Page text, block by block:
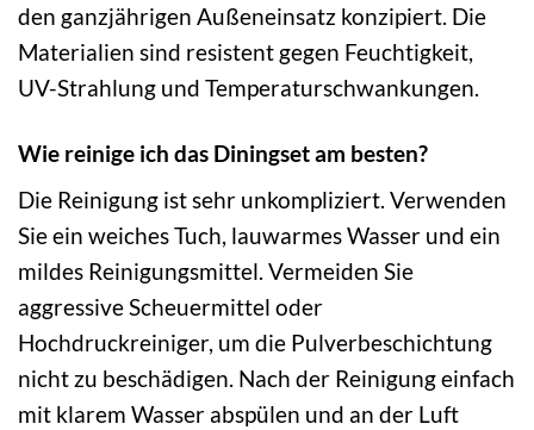
den ganzjährigen Außeneinsatz konzipiert. Die
Materialien sind resistent gegen Feuchtigkeit,
UV-Strahlung und Temperaturschwankungen.
Wie reinige ich das Diningset am besten?
Die Reinigung ist sehr unkompliziert. Verwenden
Sie ein weiches Tuch, lauwarmes Wasser und ein
mildes Reinigungsmittel. Vermeiden Sie
aggressive Scheuermittel oder
Hochdruckreiniger, um die Pulverbeschichtung
nicht zu beschädigen. Nach der Reinigung einfach
mit klarem Wasser abspülen und an der Luft